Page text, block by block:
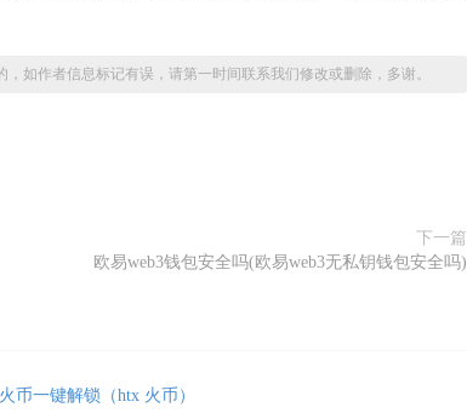
如作者信息标记有误，请第一时间联系我们修改或删除，多谢。
下一篇
欧易web3钱包安全吗(欧易web3无私钥钱包安全吗)
火币一键解锁（htx 火币）